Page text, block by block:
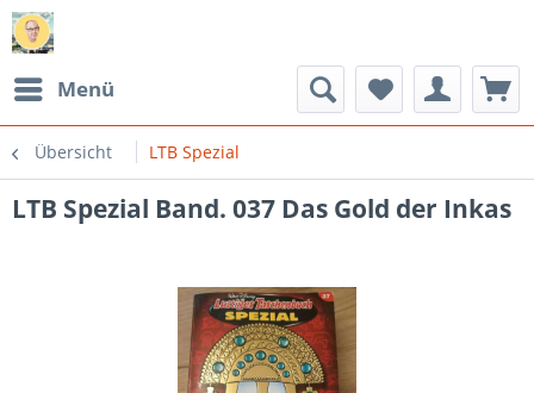
Menü
Übersicht LTB Spezial
LTB Spezial Band. 037 Das Gold der Inkas